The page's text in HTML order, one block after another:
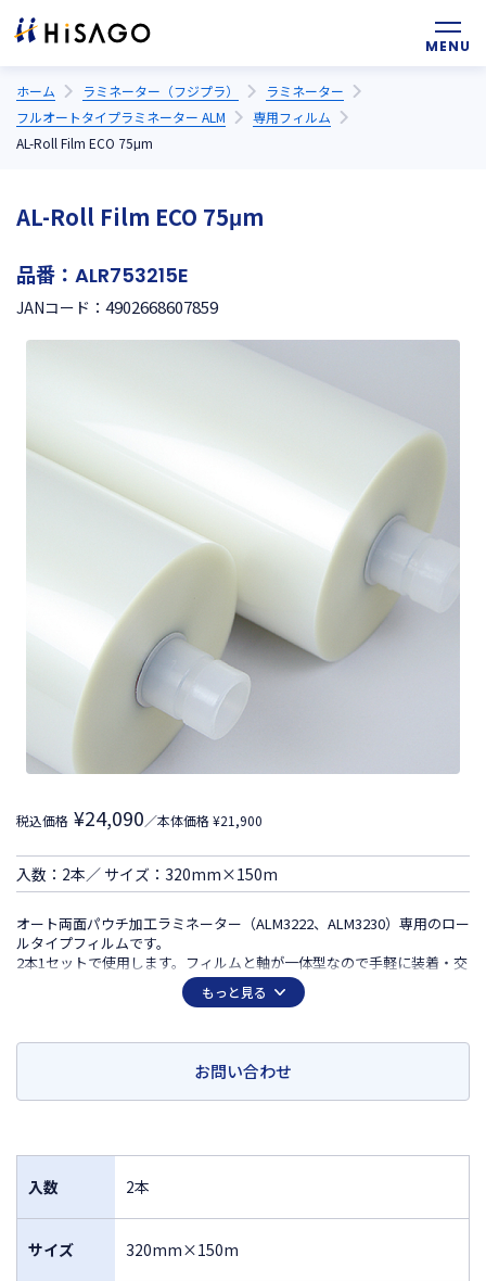
ホーム ラミネーター（フジプラ）
ラミネーター
フルオートタイプラミネーター ALM
専用フィルム
AL-Roll Film ECO 75μm
AL-Roll Film ECO 75μm
品番： ALR753215E
JANコード： 4902668607859
税込価格 ¥24,090／本体価格 ¥21,900
入数：2本／ サイズ：320mm×150m
オート両面パウチ加工ラミネーター（ALM3222、ALM3230）専用のロー
ルタイプフィルムです。
2本1セットで使用します。フィルムと軸が一体型なので手軽に装着・交
軸に取り付けられたICチップがフィルム残量や加工時の設定の情報を自
静電防止機能が付いたフィルムなので、ラミネート後もゴミやホコリを
もっと見る
お問い合わせ
入数 2本
サイズ 320mm×150m